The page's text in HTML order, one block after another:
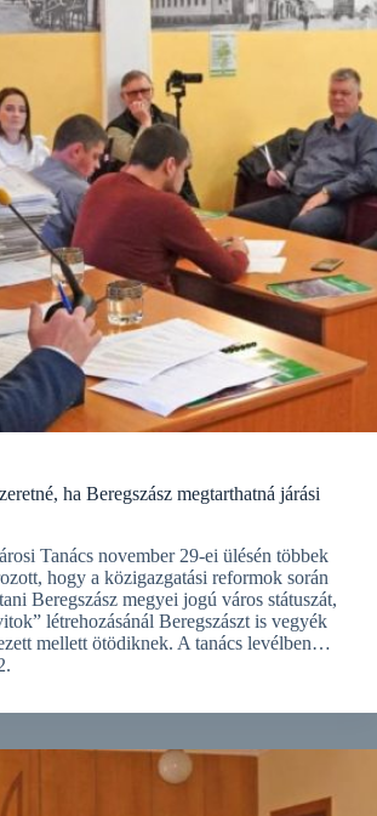
ha Beregszász megtarthatná járási
Tanács november 29-ei ülésén többek
hogy a közigazgatási reformok során
Beregszász megyei jogú város státuszát,
létrehozásánál Beregszászt is vegyék
mellett ötödiknek. A tanács levélben…